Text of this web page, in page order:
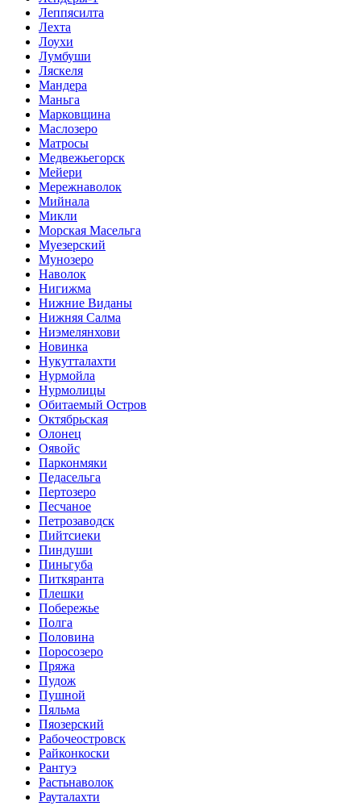
Леппясилта
Лехта
Лоухи
Лумбуши
Ляскеля
Мандера
Маньга
Марковщина
Маслозеро
Матросы
Медвежьегорск
Мейери
Мережнаволок
Мийнала
Микли
Морская Масельга
Муезерский
Мунозеро
Наволок
Нигижма
Нижние Виданы
Нижняя Салма
Ниэмелянхови
Новинка
Нукутталахти
Нурмойла
Нурмолицы
Обитаемый Остров
Октябрьская
Олонец
Оявойс
Парконмяки
Педасельга
Пертозеро
Песчаное
Петрозаводск
Пийтсиеки
Пиндуши
Пиньгуба
Питкяранта
Плешки
Побережье
Полга
Половина
Поросозеро
Пряжа
Пудож
Пушной
Пяльма
Пяозерский
Рабочеостровск
Райконкоски
Рантуэ
Растьнаволок
Рауталахти